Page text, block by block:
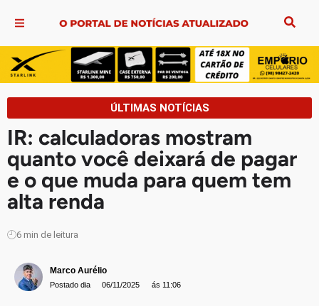
ÚLTIMAS NOTÍCIAS
IR: calculadoras mostram
quanto você deixará de pagar
e o que muda para quem tem
alta renda
6 min de leitura
Marco Aurélio
Postado dia 06/11/2025 ás 11:06